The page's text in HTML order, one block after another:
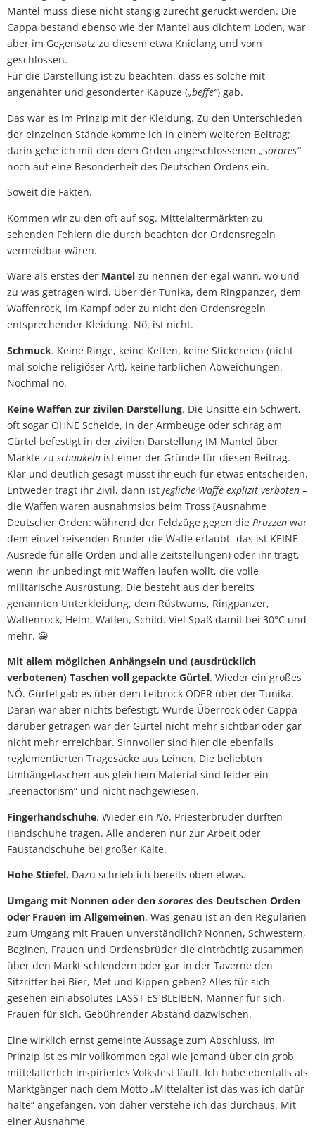
Mantel muss diese nicht stängig zurecht gerückt werden. Die
Cappa bestand ebenso wie der Mantel aus dichtem Loden, war
aber im Gegensatz zu diesem etwa Knielang und vorn
geschlossen.
Für die Darstellung ist zu beachten, dass es solche mit
angenähter und gesonderter Kapuze („beffe“) gab.
Das war es im Prinzip mit der Kleidung. Zu den Unterschieden
der einzelnen Stände komme ich in einem weiteren Beitrag;
darin gehe ich mit den dem Orden angeschlossenen „sorores“
noch auf eine Besonderheit des Deutschen Ordens ein.
Soweit die Fakten.
Kommen wir zu den oft auf sog. Mittelaltermärkten zu
sehenden Fehlern die durch beachten der Ordensregeln
vermeidbar wären.
Wäre als erstes der Mantel zu nennen der egal wann, wo und
zu was getragen wird. Über der Tunika, dem Ringpanzer, dem
Waffenrock, im Kampf oder zu nicht den Ordensregeln
entsprechender Kleidung. Nö, ist nicht.
Schmuck. Keine Ringe, keine Ketten, keine Stickereien (nicht
mal solche religiöser Art), keine farblichen Abweichungen.
Nochmal nö.
Keine Waffen zur zivilen Darstellung. Die Unsitte ein Schwert,
oft sogar OHNE Scheide, in der Armbeuge oder schräg am
Gürtel befestigt in der zivilen Darstellung IM Mantel über
Märkte zu schaukeln ist einer der Gründe für diesen Beitrag.
Klar und deutlich gesagt müsst ihr euch für etwas entscheiden.
Entweder tragt ihr Zivil, dann ist jegliche Waffe explizit verboten –
die Waffen waren ausnahmslos beim Tross (Ausnahme
Deutscher Orden: während der Feldzüge gegen die Pruzzen war
dem einzel reisenden Bruder die Waffe erlaubt- das ist KEINE
Ausrede für alle Orden und alle Zeitstellungen) oder ihr tragt,
wenn ihr unbedingt mit Waffen laufen wollt, die volle
militärische Ausrüstung. Die besteht aus der bereits
genannten Unterkleidung, dem Rüstwams, Ringpanzer,
Waffenrock, Helm, Waffen, Schild. Viel Spaß damit bei 30°C und
mehr. 😀
Mit allem möglichen Anhängseln und (ausdrücklich
verbotenen) Taschen voll gepackte Gürtel. Wieder ein großes
NÖ. Gürtel gab es über dem Leibrock ODER über der Tunika.
Daran war aber nichts befestigt. Wurde Überrock oder Cappa
darüber getragen war der Gürtel nicht mehr sichtbar oder gar
nicht mehr erreichbar. Sinnvoller sind hier die ebenfalls
reglementierten Tragesäcke aus Leinen. Die beliebten
Umhängetaschen aus gleichem Material sind leider ein
„reenactorism“ und nicht nachgewiesen.
Fingerhandschuhe. Wieder ein Nö. Priesterbrüder durften
Handschuhe tragen. Alle anderen nur zur Arbeit oder
Faustandschuhe bei großer Kälte.
Hohe Stiefel. Dazu schrieb ich bereits oben etwas.
Umgang mit Nonnen oder den sorores des Deutschen Orden
oder Frauen im Allgemeinen. Was genau ist an den Regularien
zum Umgang mit Frauen unverständlich? Nonnen, Schwestern,
Beginen, Frauen und Ordensbrüder die einträchtig zusammen
über den Markt schlendern oder gar in der Taverne den
Sitzritter bei Bier, Met und Kippen geben? Alles für sich
gesehen ein absolutes LASST ES BLEIBEN. Männer für sich,
Frauen für sich. Gebührender Abstand dazwischen.
Eine wirklich ernst gemeinte Aussage zum Abschluss. Im
Prinzip ist es mir vollkommen egal wie jemand über ein grob
mittelalterlich inspiriertes Volksfest läuft. Ich habe ebenfalls als
Marktgänger nach dem Motto „Mittelalter ist das was ich dafür
halte“ angefangen, von daher verstehe ich das durchaus. Mit
einer Ausnahme.